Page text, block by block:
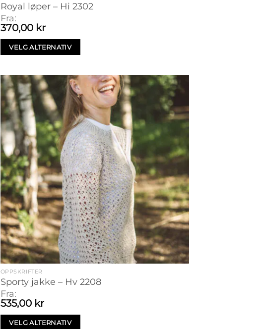
Royal løper – Hi 2302
Fra:
370,00 kr
VELG ALTERNATIV
OPPSKRIFTER
Sporty jakke – Hv 2208
Fra:
535,00 kr
VELG ALTERNATIV